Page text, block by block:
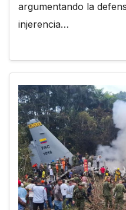
argumentando la
injerencia…